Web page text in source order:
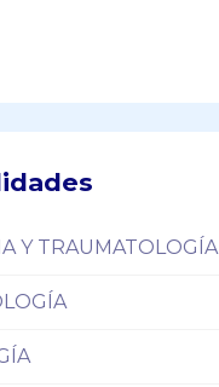
Y TRAUMATOLOGÍA